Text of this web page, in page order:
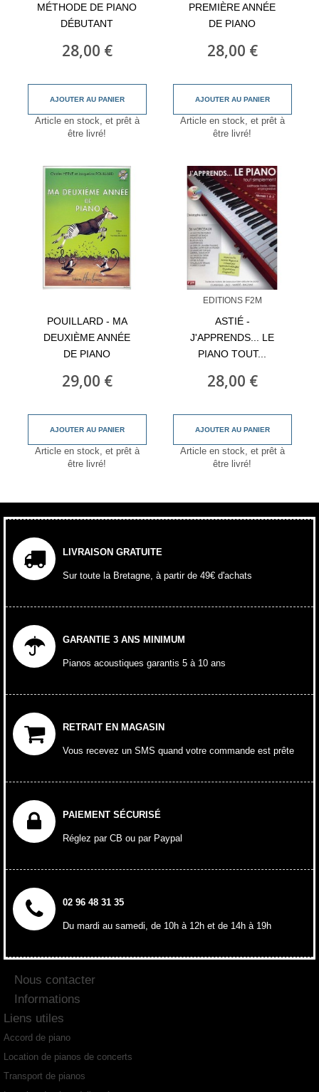
MÉTHODE DE PIANO
DÉBUTANT
28,00 €
AJOUTER AU PANIER
Article en stock, et prêt à
être livré!
PREMIÈRE ANNÉE
DE PIANO
28,00 €
AJOUTER AU PANIER
Article en stock, et prêt à
être livré!
POUILLARD - MA
DEUXIÈME ANNÉE
DE PIANO
29,00 €
AJOUTER AU PANIER
Article en stock, et prêt à
être livré!
EDITIONS F2M
ASTIÉ -
J'APPRENDS... LE
PIANO TOUT...
28,00 €
AJOUTER AU PANIER
Article en stock, et prêt à
être livré!
LIVRAISON GRATUITE
Sur toute la Bretagne, à partir de 49€ d'achats
GARANTIE 3 ANS MINIMUM
Pianos acoustiques garantis 5 à 10 ans
RETRAIT EN MAGASIN
Vous recevez un SMS quand votre commande est prête
PAIEMENT SÉCURISÉ
Réglez par CB ou par Paypal
02 96 48 31 35
Du mardi au samedi, de 10h à 12h et de 14h à 19h
Nous contacter
Informations
Liens utiles
Accord de piano
Location de pianos de concerts
Transport de pianos